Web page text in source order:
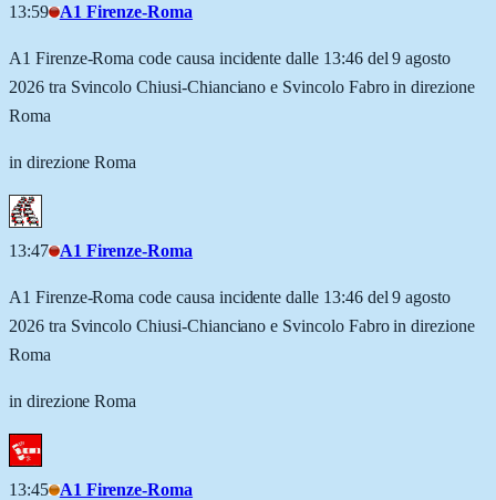
13:59 A1 Firenze-Roma
A1 Firenze-Roma code causa incidente dalle 13:46 del 9 agosto
2026 tra Svincolo Chiusi-Chianciano e Svincolo Fabro in direzione
Roma
in direzione Roma
13:47 A1 Firenze-Roma
A1 Firenze-Roma code causa incidente dalle 13:46 del 9 agosto
2026 tra Svincolo Chiusi-Chianciano e Svincolo Fabro in direzione
Roma
in direzione Roma
13:45 A1 Firenze-Roma